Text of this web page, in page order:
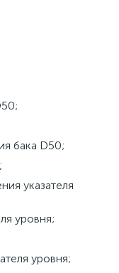
бака D50;
указателя
уровня;
уровня;